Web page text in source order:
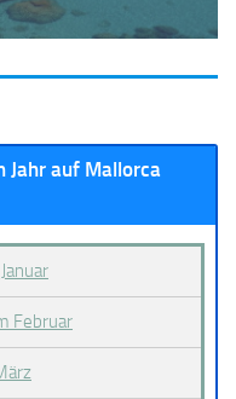
Jahr auf Mallorca
Februar